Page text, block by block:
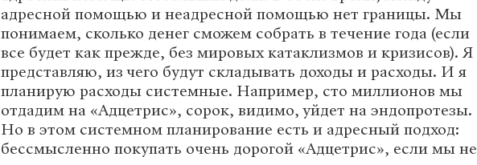
адресной помощью и неадресной помощью нет границы. Мы
понимаем, сколько денег сможем собрать в течение года (если
все будет как прежде, без мировых катаклизмов и кризисов). Я
представляю, из чего будут складывать доходы и расходы. И я
планирую расходы системные. Например, сто миллионов мы
отдадим на «Адцетрис», сорок, видимо, уйдет на эндопротезы.
Но в этом системном планирование есть и адресный подход:
бессмысленно покупать очень дорогой «Адцетрис», если мы не